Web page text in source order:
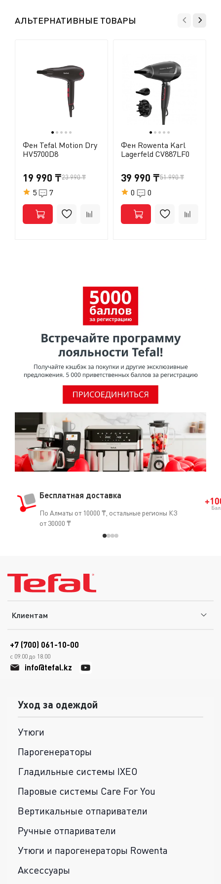
влажной салфеткой для того, чтобы удалить волосы
спиртосодержащими жидкостями и не погружайте его
в воду (помните, что перед тем, как чистить прибор,
нужно обязательно вынуть из розетки вилку его
электрического провода).
АЛЬТЕРНАТИВНЫЕ ТОВАРЫ
● ● ● ● ●
Фен Tefal Motion Dry
HV5700D8
19 990 ₸23 990 ₸
5 7
● ● ● ● ●
Фен Rowenta Karl
Lagerfeld CV887LF0
39 990 ₸51 990 ₸
0 0
Бесплатная доставка
По Алматы от 10000 ₸, остальные регионы КЗ
от 30000 ₸
Клиентам
+7 (700) 061-10-00
с 09.00 до 18.00
info@tefal.kz
Уход за одеждой
Утюги
Парогенераторы
Гладильные системы IXEO
Паровые системы Care For You
Вертикальные отпариватели
Ручные отпариватели
Утюги и парогенераторы Rowenta
Аксессуары